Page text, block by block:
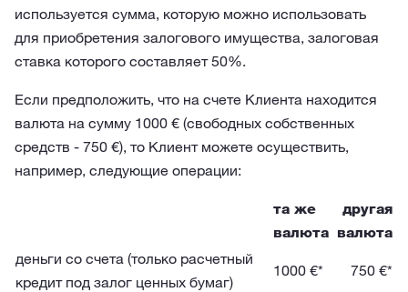
используется сумма, которую можно использовать
для приобретения залогового имущества, залоговая
ставка которого составляет 50%.
Если предположить, что на счете Клиента находится
валюта на сумму 1000 € (свободных собственных
средств - 750 €), то Клиент можете осуществить,
например, следующие операции:
та же
валюта
другая
валюта
деньги со счета (только расчетный
кредит под залог ценных бумаг)
1000 €* 750 €*